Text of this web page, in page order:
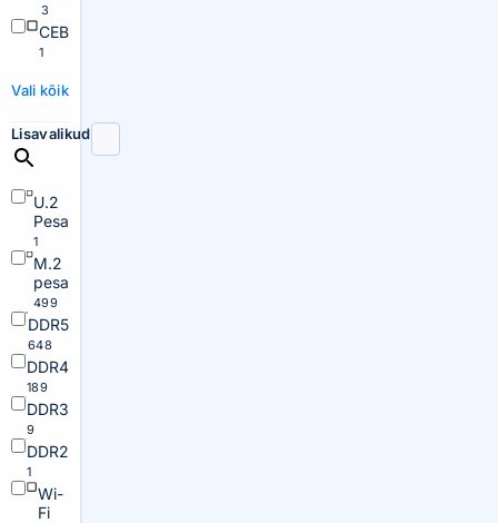
3
CEB
1
Vali kõik
Lisavalikud
U.2
Pesa
1
M.2
pesa
499
DDR5
648
DDR4
189
DDR3
9
DDR2
1
Wi-
Fi